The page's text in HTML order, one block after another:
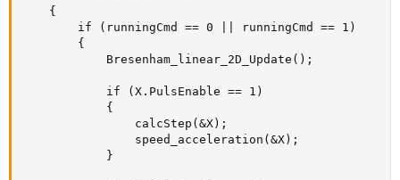
    {
        if (runningCmd == 0 || runningCmd == 1)
        {
            Bresenham_linear_2D_Update();
            if (X.PulsEnable == 1)
            {
                calcStep(&X);
                speed_acceleration(&X);
            }